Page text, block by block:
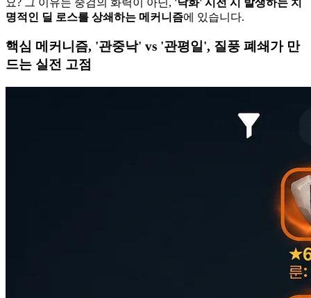
명적인 딜 로스를 상쇄하는 메커니즘에 있습니다.
핵심 메커니즘, '관중낙' vs '관평일', 질풍 폐쇄가 만
드는 실전 고점